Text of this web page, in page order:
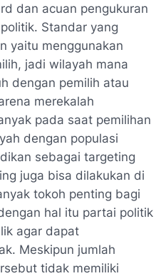
dan acuan pengukuran
Standar yang
yaitu menggunakan
jadi wilayah mana
dengan pemilih atau
merekalah
pada saat pemilihan
dengan populasi
sebagai targeting
juga bisa dilakukan di
tokoh penting bagi
hal itu partai politik
agar dapat
Meskipun jumlah
tidak memiliki